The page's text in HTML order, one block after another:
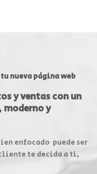
nueva página web
y ventas con un
y
enfocado puede ser
te decida a ti,